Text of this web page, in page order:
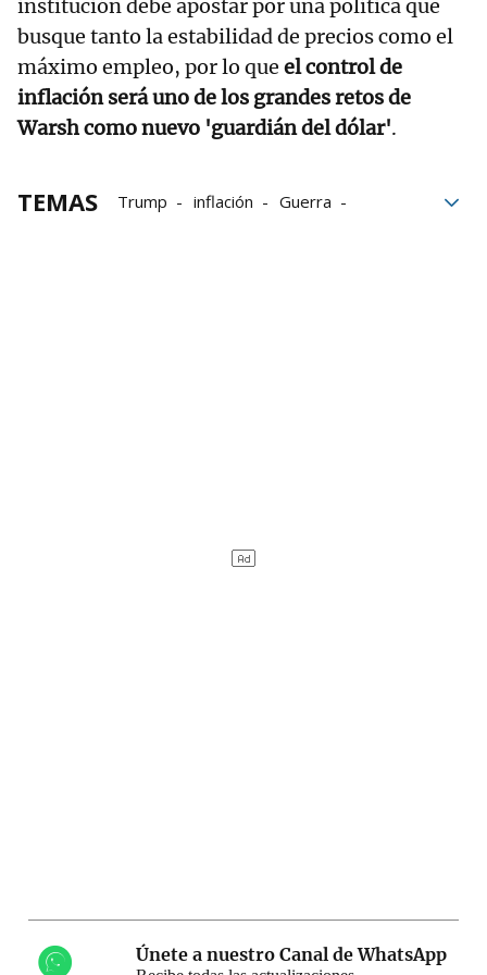
institución debe apostar por una política que
busque tanto la estabilidad de precios como el
máximo empleo, por lo que el control de
inflación será uno de los grandes retos de
Warsh como nuevo 'guardián del dólar'.
TEMAS Trump inflación
Guerra
Únete a nuestro Canal de WhatsApp